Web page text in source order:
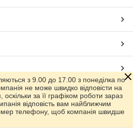
Prom.ua
з 9.00 до 17.00 з понеділка по
не може швидко відповісти на
за її графіком роботи зараз
відповість вам найближчим
телефону, щоб компанія швидше